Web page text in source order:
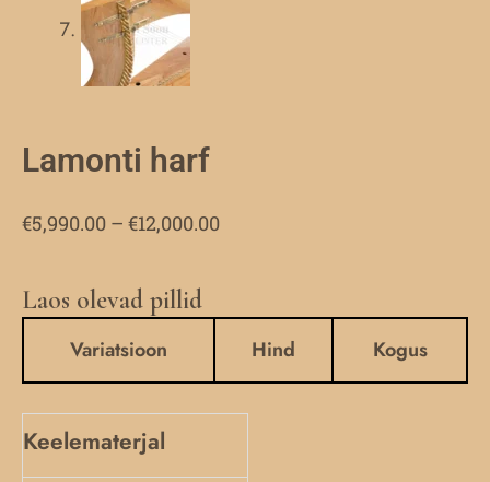
Lamonti harf
€5,990.00 – €12,000.00Hinnavahemik:
Laos olevad pillid
Variatsioon Hind Kogus
Keelematerjal
Lamonti